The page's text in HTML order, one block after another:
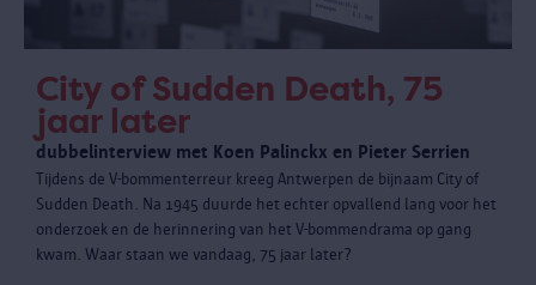
City of Sudden Death, 75
jaar later
dubbelinterview met Koen Palinckx en Pieter Serrien
Tijdens de V-bommenterreur kreeg Antwerpen de bijnaam City of
Sudden Death. Na 1945 duurde het echter opvallend lang voor het
onderzoek en de herinnering van het V-bommendrama op gang
kwam. Waar staan we vandaag, 75 jaar later?